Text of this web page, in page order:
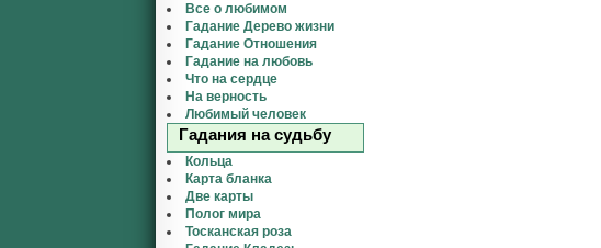
Все о любимом
Гадание Дерево жизни
Гадание Отношения
Гадание на любовь
Что на сердце
На верность
Любимый человек
Гадания на судьбу
Кольца
Карта бланка
Две карты
Полог мира
Тосканская роза